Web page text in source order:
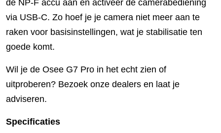
de NP-F accu aan en activeer de camerabediening
via USB-C. Zo hoef je je camera niet meer aan te
raken voor basisinstellingen, wat je stabilisatie ten
goede komt.
Wil je de Osee G7 Pro in het echt zien of
uitproberen? Bezoek onze dealers en laat je
adviseren.
Specificaties